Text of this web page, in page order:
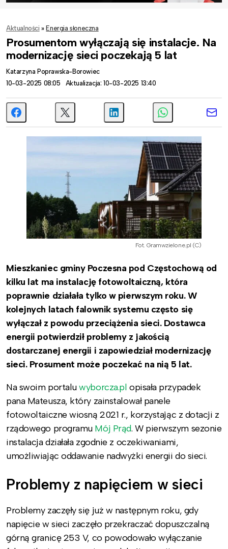
Aktualności » Energia słoneczna
Prosumentom wyłączają się instalacje. Na
modernizację sieci poczekają 5 lat
Katarzyna Poprawska-Borowiec
10-03-2025 08:05
Aktualizacja: 10-03-2025 13:40
Fot. Gramwzielone.pl (C)
Mieszkaniec gminy Poczesna pod Częstochową od
kilku lat ma instalację fotowoltaiczną, która
poprawnie działała tylko w pierwszym roku. W
kolejnych latach falownik systemu często się
wyłączał z powodu przeciążenia sieci. Dostawca
energii potwierdził problemy z jakością
dostarczanej energii i zapowiedział modernizację
sieci. Prosument może poczekać na nią 5 lat.
Na swoim portaluwyborcza.pl opisała przypadek
pana Mateusza, który zainstalował panele
fotowoltaiczne wiosną 2021 r., korzystając z dotacji z
rządowego programu Mój Prąd. W pierwszym sezonie
instalacja działała zgodnie z oczekiwaniami,
umożliwiając oddawanie nadwyżki energii do sieci.
Problemy z napięciem w sieci
Problemy zaczęły się już w następnym roku, gdy
napięcie w sieci zaczęło przekraczać dopuszczalną
górną granicę 253 V, co powodowało wyłączanie